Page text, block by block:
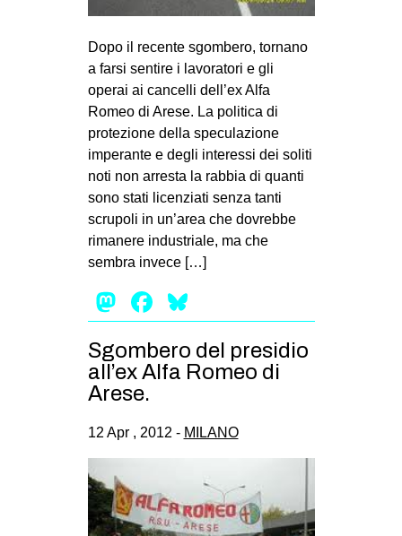
SPAZI
SPORT POPOLARE
MOVIMENTI
AMBIENTE
ANTIFASCISMO
DIRITTO ALL’ABITARE
GENERI
MIGRAZIONI
PRECARIATO
STUDENTI
ARTE
MANIFESTI
MUSICA
Dopo il recente sgombero, tornano
a farsi sentire i lavoratori e gli
operai ai cancelli dell’ex Alfa
Romeo di Arese. La politica di
protezione della speculazione
imperante e degli interessi dei soliti
noti non arresta la rabbia di quanti
sono stati licenziati senza tanti
scrupoli in un’area che dovrebbe
rimanere industriale, ma che
sembra invece […]
Mastodon
Facebook
Sgombero del presidio
all’ex Alfa Romeo di
Arese.
12 Apr , 2012 - MILANO